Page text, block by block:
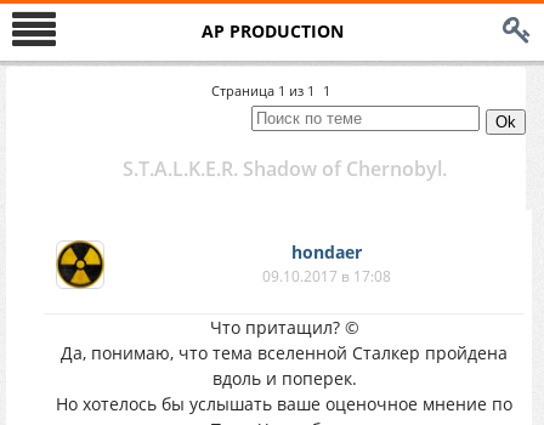
AP PRODUCTION
Страница 1 из 1 1
S.T.A.L.K.E.R. Shadow of Chernobyl.
hondaer
09.10.2017 в 17:08
Что притащил? ©
Да, понимаю, что тема вселенной Сталкер пройдена
вдоль и поперек.
Но хотелось бы услышать ваше оценочное мнение по